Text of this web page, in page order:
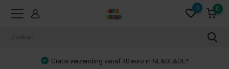
0 0
Gratis verzending vanaf 40 euro in NL&BE&DE*